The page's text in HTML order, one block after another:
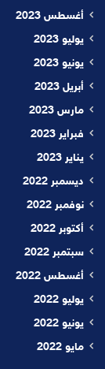
أغسطس 2023
يوليو 2023
يونيو 2023
أبريل 2023
مارس 2023
فبراير 2023
يناير 2023
ديسمبر 2022
نوفمبر 2022
أكتوبر 2022
سبتمبر 2022
أغسطس 2022
يوليو 2022
يونيو 2022
مايو 2022